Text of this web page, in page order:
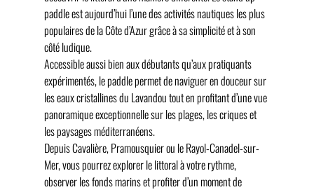
paddle est aujourd’hui l’une des activités nautiques les plus
populaires de la Côte d’Azur grâce à sa simplicité et à son
côté ludique.
Accessible aussi bien aux débutants qu’aux pratiquants
expérimentés, le paddle permet de naviguer en douceur sur
les eaux cristallines du Lavandou tout en profitant d’une vue
panoramique exceptionnelle sur les plages, les criques et
les paysages méditerranéens.
Depuis Cavalière, Pramousquier ou le Rayol-Canadel-sur-
Mer, vous pourrez explorer le littoral à votre rythme,
observer les fonds marins et profiter d’un moment de